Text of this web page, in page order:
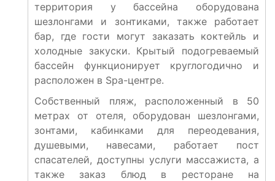
территория у бассейна оборудована
шезлонгами и зонтиками, также работает
бар, где гости могут заказать коктейль и
холодные закуски. Крытый подогреваемый
бассейн функционирует круглогодично и
расположен в Spa-центре.
Собственный пляж, расположенный в 50
метрах от отеля, оборудован шезлонгами,
зонтами, кабинками для переодевания,
душевыми, навесами, работает пост
спасателей, доступны услуги массажиста, а
также заказ блюд в ресторане на